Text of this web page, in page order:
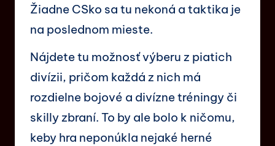
Žiadne CSko sa tu nekoná a taktika je
na poslednom mieste.
Nájdete tu možnosť výberu z piatich
divízii, pričom každá z nich má
rozdielne bojové a divízne tréningy či
skilly zbraní. To by ale bolo k ničomu,
keby hra neponúkla nejaké herné